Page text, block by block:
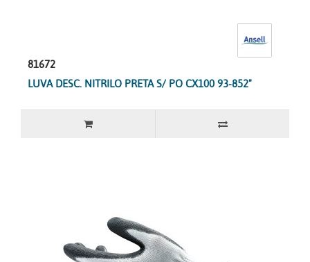
81672
LUVA DESC. NITRILO PRETA S/ PO CX100 93-852"